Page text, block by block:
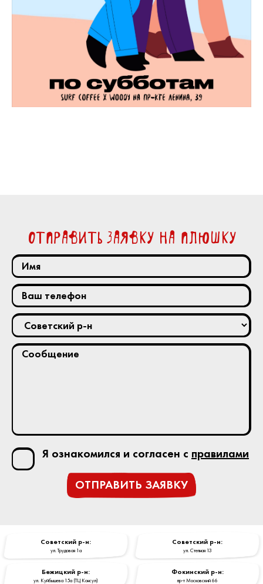
отправить заявку на плюшку
Я ознакомился и согласен с правилами
ОТПРАВИТЬ ЗАЯВКУ
Cоветский р-н:
ул. Трудовая 1a
Cоветский р-н:
ул. Степная 13
Бежицкий р-н:
ул. Куйбышева 15a (ТЦ Консул)
Фокинский р-н:
пр-т Московский 66